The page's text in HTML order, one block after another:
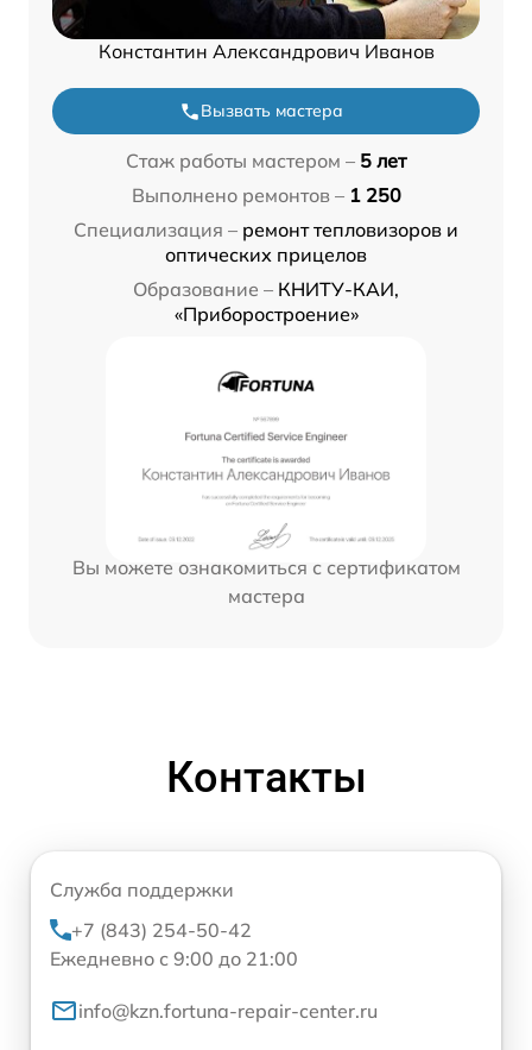
Константин Александрович Иванов
Вызвать мастера
Стаж работы мастером – 5 лет
Выполнено ремонтов – 1 250
Специализация – ремонт тепловизоров и
оптических прицелов
Образование – КНИТУ-КАИ,
«Приборостроение»
Вы можете ознакомиться с сертификатом
мастера
Контакты
Служба поддержки
+7 (843) 254-50-42
Ежедневно с 9:00 до 21:00
info@kzn.fortuna-repair-center.ru